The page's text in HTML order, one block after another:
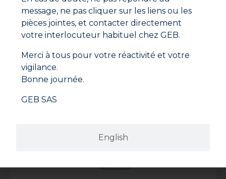
G90 NETTOYANT & DETERGENT
English
message, ne pas cliquer sur les liens ou les
pièces jointes, et contacter directement
votre interlocuteur habituel chez GEB.
Merci à tous pour votre réactivité et votre
vigilance.
Bonne journée.
GEB SAS